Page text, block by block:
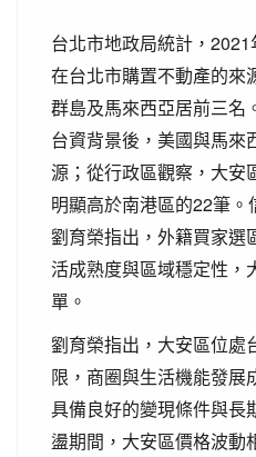
台北市地政局統計，
在台北市購置不動產的來
群島及馬來西亞居前三名
台資背景後，美國與馬來
源；從行政區觀察，大安
明顯高於南港區的22筆
劉育榮指出，外籍買家選
活成熟度與區域穩定性，
單。
劉育榮指出，大安區位處
限，商圈與生活機能發展
具備良好的變現條件與長
盪期間，大安區價格波動